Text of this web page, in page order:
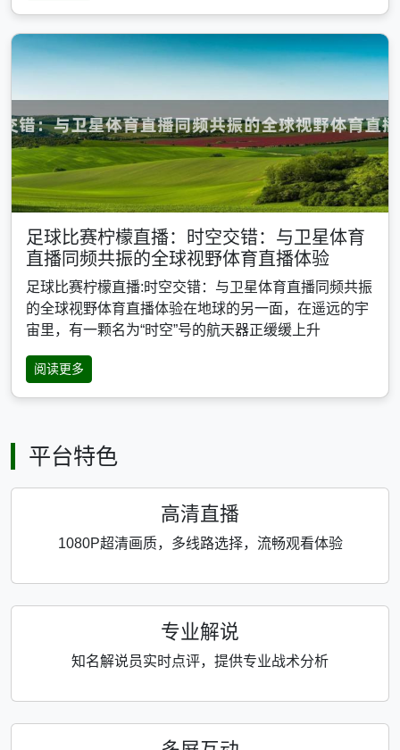
足球比赛柠檬直播：时空交错：与卫星体育
直播同频共振的全球视野体育直播体验
足球比赛柠檬直播:时空交错：与卫星体育直播同频共振
的全球视野体育直播体验在地球的另一面，在遥远的宇
宙里，有一颗名为“时空”号的航天器正缓缓上升
阅读更多
平台特色
高清直播
1080P超清画质，多线路选择，流畅观看体验
专业解说
知名解说员实时点评，提供专业战术分析